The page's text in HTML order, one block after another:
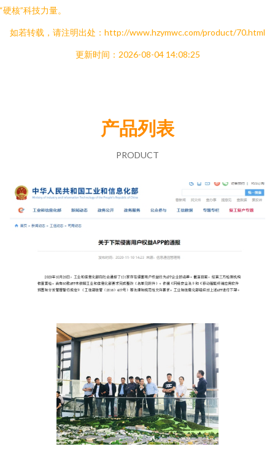
硬核”科技力量。
如若转载，请注明出处：http://www.hzymwc.com/product/70.html
更新时间：2026-08-04 14:08:25
产品列表
PRODUCT